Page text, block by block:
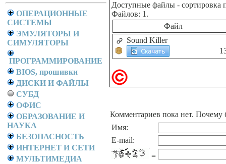
ОПЕРАЦИОННЫЕ
СИСТЕМЫ
ЭМУЛЯТОРЫ И
СИМУЛЯТОРЫ
ПРОГРАММИРОВАНИЕ
BIOS, прошивки
ДИСКИ И ФАЙЛЫ
СУБД
ОФИС
ОБРАЗОВАНИЕ И
НАУКА
БЕЗОПАСНОСТЬ
ИНТЕРНЕТ И СЕТИ
МУЛЬТИМЕДИА
Доступные файлы - сортировка
Файлов: 1.
Файл
Sound Killer
Комментариев пока нет. Почему
Имя:
E-mail:
=